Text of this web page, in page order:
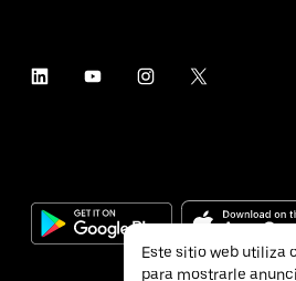
Este sitio web utiliza
para mostrarle